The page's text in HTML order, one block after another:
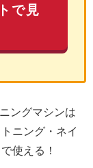
で見
ングマシンは
ニング・ネイ
使える！